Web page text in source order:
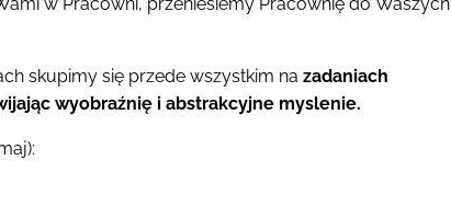
skupimy się przede wszystkim na zadaniach
wyobraźnię i abstrakcyjne myslenie.